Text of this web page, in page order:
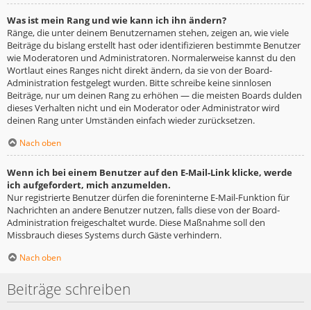
Was ist mein Rang und wie kann ich ihn ändern?
Ränge, die unter deinem Benutzernamen stehen, zeigen an, wie viele
Beiträge du bislang erstellt hast oder identifizieren bestimmte Benutzer
wie Moderatoren und Administratoren. Normalerweise kannst du den
Wortlaut eines Ranges nicht direkt ändern, da sie von der Board-
Administration festgelegt wurden. Bitte schreibe keine sinnlosen
Beiträge, nur um deinen Rang zu erhöhen — die meisten Boards dulden
dieses Verhalten nicht und ein Moderator oder Administrator wird
deinen Rang unter Umständen einfach wieder zurücksetzen.
Nach oben
Wenn ich bei einem Benutzer auf den E-Mail-Link klicke, werde
ich aufgefordert, mich anzumelden.
Nur registrierte Benutzer dürfen die foreninterne E-Mail-Funktion für
Nachrichten an andere Benutzer nutzen, falls diese von der Board-
Administration freigeschaltet wurde. Diese Maßnahme soll den
Missbrauch dieses Systems durch Gäste verhindern.
Nach oben
Beiträge schreiben